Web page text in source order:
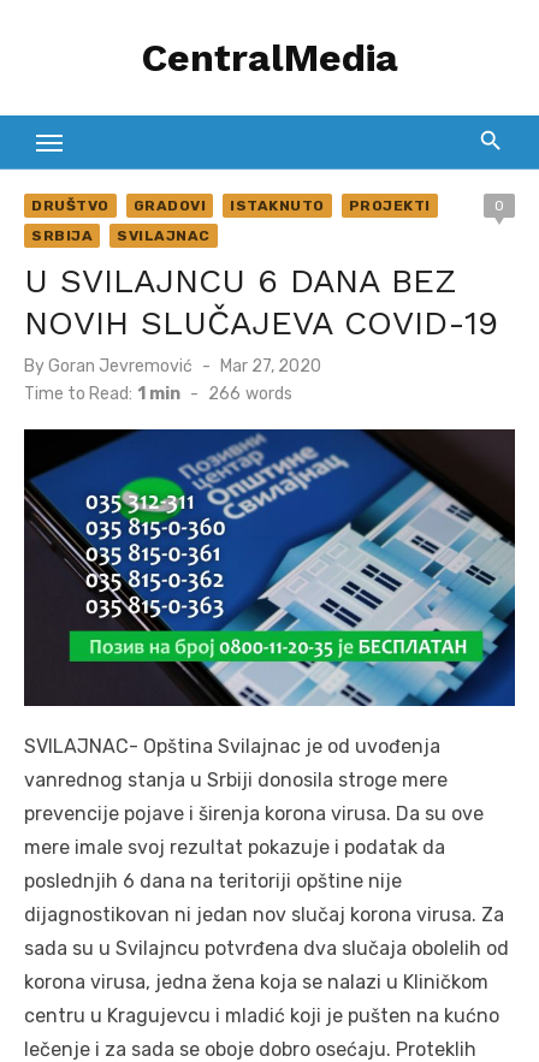
CentralMedia
DRUŠTVO GRADOVI ISTAKNUTO
PROJEKTI
SRBIJA
SVILAJNAC
0
U SVILAJNCU 6 DANA BEZ
NOVIH SLUČAJEVA COVID-19
ByGoran Jevremović
Posted
on
Mar 27, 2020
Time to Read: 1 min - 266 words
SVILAJNAC- Opština Svilajnac je od uvođenja
vanrednog stanja u Srbiji donosila stroge mere
prevencije pojave i širenja korona virusa. Da su ove
mere imale svoj rezultat pokazuje i podatak da
poslednjih 6 dana na teritoriji opštine nije
dijagnostikovan ni jedan nov slučaj korona virusa. Za
sada su u Svilajncu potvrđena dva slučaja obolelih od
korona virusa, jedna žena koja se nalazi u Kliničkom
centru u Kragujevcu i mladić koji je pušten na kućno
lečenje i za sada se oboje dobro osećaju. Proteklih